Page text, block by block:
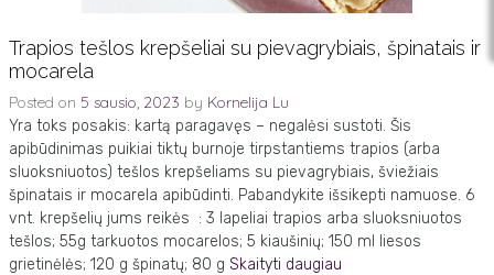
Trapios tešlos krepšeliai su pievagrybiais, špinatais ir
mocarela
Posted on 5 sausio, 2023 by Kornelija Lu
Yra toks posakis: kartą paragavęs – negalėsi sustoti. Šis
apibūdinimas puikiai tiktų burnoje tirpstantiems trapios (arba
sluoksniuotos) tešlos krepšeliams su pievagrybiais, šviežiais
špinatais ir mocarela apibūdinti. Pabandykite išsikepti namuose. 6
vnt. krepšelių jums reikės : 3 lapeliai trapios arba sluoksniuotos
tešlos; 55g tarkuotos mocarelos; 5 kiaušinių; 150 ml liesos
grietinėlės; 120 g špinatų; 80 g Skaityti daugiau